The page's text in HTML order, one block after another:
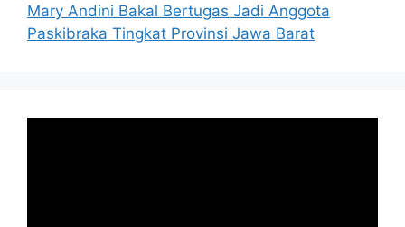
Mary Andini Bakal Bertugas Jadi Anggota
Paskibraka Tingkat Provinsi Jawa Barat